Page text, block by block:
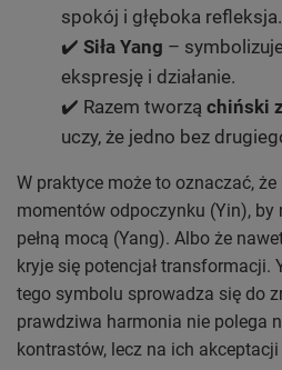
spokój i głęboka refleksja.
✔️ Siła Yang –
ekspresję i działanie.
✔️ Razem tworzą chiński
uczy, że jedno bez
W praktyce może to oznaczać,
momentów odpoczynku (Yin), by
pełną mocą (Yang). Albo że
kryje się potencjał transformacji.
tego symbolu sprowadza się do
prawdziwa harmonia nie polega
kontrastów, lecz na ich